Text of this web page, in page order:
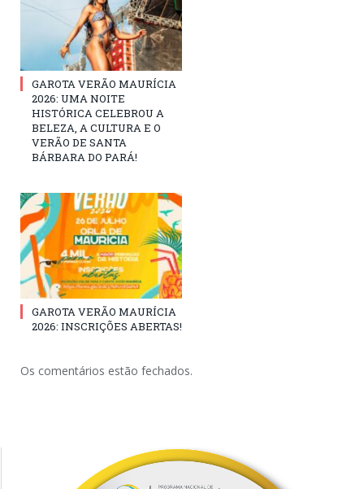
GAROTA VERÃO MAURÍCIA
2026: UMA NOITE
HISTÓRICA CELEBROU A
BELEZA, A CULTURA E O
VERÃO DE SANTA
BÁRBARA DO PARÁ!
GAROTA VERÃO MAURÍCIA
2026: INSCRIÇÕES ABERTAS!
Os comentários estão fechados.